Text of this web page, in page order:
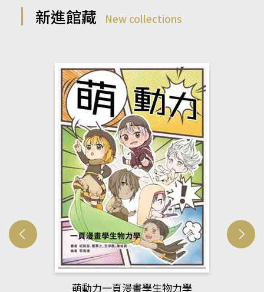
新進館藏 New collections
萌動力一頁漫畫學生物力學